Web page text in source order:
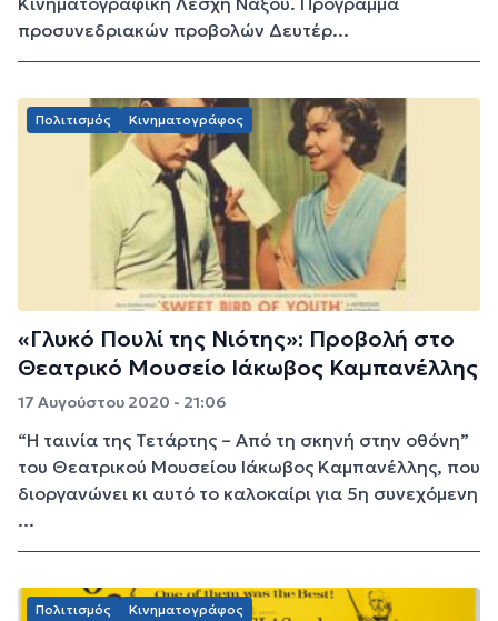
προσυνεδριακών προβολών Δευτέρ...
Πολιτισμός Κινηματογράφος
«Γλυκό Πουλί της Νιότης»: Προβολή στο
Θεατρικό Μουσείο Ιάκωβος Καμπανέλλης
17 Αυγούστου 2020 - 21:06
“Η ταινία της Τετάρτης – Από τη σκηνή στην οθόνη”
του Θεατρικού Μουσείου Ιάκωβος Καμπανέλλης, που
διοργανώνει κι αυτό το καλοκαίρι για 5η συνεχόμενη
...
Πολιτισμός Κινηματογράφος